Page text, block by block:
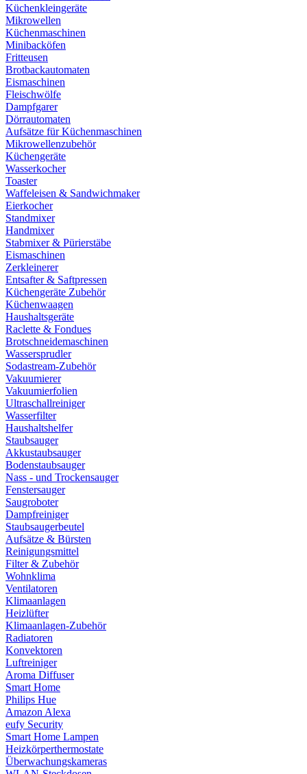
Küchenkleingeräte
Mikrowellen
Küchenmaschinen
Minibacköfen
Fritteusen
Brotbackautomaten
Eismaschinen
Fleischwölfe
Dampfgarer
Dörrautomaten
Aufsätze für Küchenmaschinen
Mikrowellenzubehör
Küchengeräte
Wasserkocher
Toaster
Waffeleisen & Sandwichmaker
Eierkocher
Standmixer
Handmixer
Stabmixer & Pürierstäbe
Eismaschinen
Zerkleinerer
Entsafter & Saftpressen
Küchengeräte Zubehör
Küchenwaagen
Haushaltsgeräte
Raclette & Fondues
Brotschneidemaschinen
Wassersprudler
Sodastream-Zubehör
Vakuumierer
Vakuumierfolien
Ultraschallreiniger
Wasserfilter
Haushaltshelfer
Staubsauger
Akkustaubsauger
Bodenstaubsauger
Nass - und Trockensauger
Fenstersauger
Saugroboter
Dampfreiniger
Staubsaugerbeutel
Aufsätze & Bürsten
Reinigungsmittel
Filter & Zubehör
Wohnklima
Ventilatoren
Klimaanlagen
Heizlüfter
Klimaanlagen-Zubehör
Radiatoren
Konvektoren
Luftreiniger
Aroma Diffuser
Smart Home
Philips Hue
Amazon Alexa
eufy Security
Smart Home Lampen
Heizkörperthermostate
Überwachungskameras